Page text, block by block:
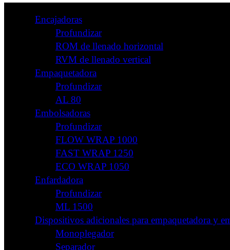
Encajadoras
Profundizar
ROM de llenado horizontal
RVM de llenado vertical
Empaquetadora
Profundizar
AL 80
Embolsadoras
Profundizar
FLOW WRAP 1000
FAST WRAP 1250
ECO WRAP 1050
Enfardadora
Profundizar
ML 1500
Dispositivos adicionales para empaquetadora y
Monoplegador
Separador